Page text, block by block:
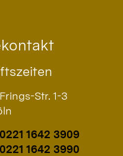
Str. 1-3
0221 1642 3909
0221 1642 3990